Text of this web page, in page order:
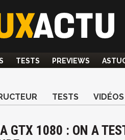
TESTS PREVIEWS
TESTS VIDÉOS
GTX 1080 : ON A